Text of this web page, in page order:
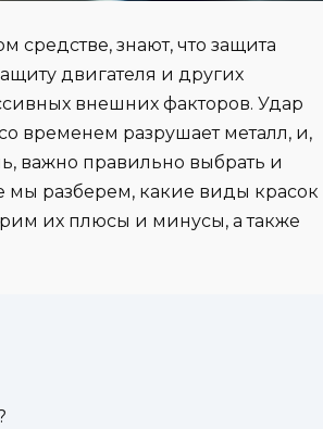
средстве, знают, что защита
двигателя и других
внешних факторов. Удар
временем разрушает металл, и,
важно правильно выбрать и
мы разберем, какие виды красок
их плюсы и минусы, а также